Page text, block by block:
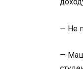
— Не
—